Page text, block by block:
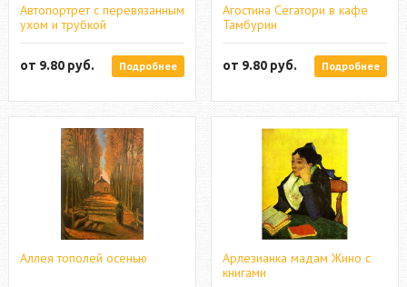
Автопортрет с перевязанным
ухом и трубкой
от 9.80 руб. Подробнее
Агостина Сегатори в кафе
Тамбурин
от 9.80 руб. Подробнее
Аллея тополей осенью
Арлезианка мадам Жино с
книгами